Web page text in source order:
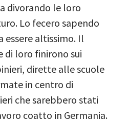
divorando le loro
Lo fecero sapendo
essere altissimo. Il
di loro finirono sui
dirette alle scuole
in centro di
che sarebbero stati
coatto in Germania.